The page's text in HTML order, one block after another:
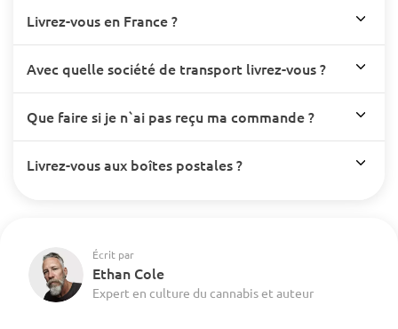
Livrez-vous en France ?
Avec quelle société de transport livrez-vous ?
Que faire si je n`ai pas reçu ma commande ?
Livrez-vous aux boîtes postales ?
Écrit par
Ethan Cole
Expert en culture du cannabis et auteur